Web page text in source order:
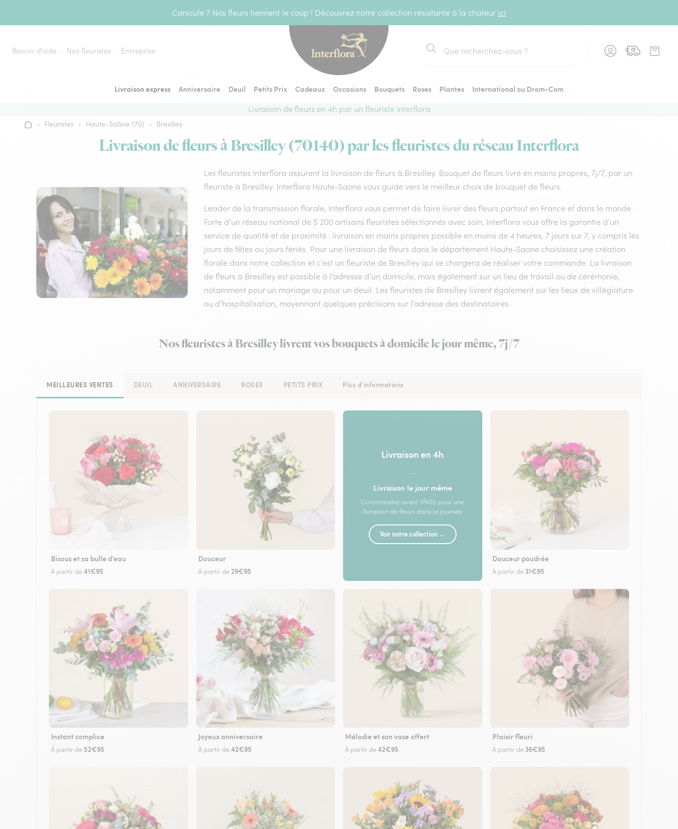
Canicule ? Nos fleurs tiennent le coup ! Découvrez notre collection résistante à la chaleur ici
Besoin d’aide Nos fleuristes Entreprise
Rechercher
Livraison express Anniversaire Deuil Petits Prix Cadeaux Occasions Bouquets Roses Plantes
International ou Drom-Com
Livraison de fleurs en 4h par un fleuriste Interflora
Accueil
› Fleuristes › Haute-Saône (70) › Bresilley
Livraison de fleurs à Bresilley (70140) par les fleuristes du réseau Interflora
Les fleuristes Interflora assurent la livraison de fleurs à Bresilley. Bouquet de fleurs livré en mains propres, 7j/7, par un
fleuriste à Bresilley. Interflora Haute-Saone vous guide vers le meilleur choix de bouquet de fleurs.
Leader de la transmission florale, Interflora vous permet de faire livrer des fleurs partout en France et dans le monde.
Forte d’un réseau national de 5 200 artisans fleuristes sélectionnés avec soin, Interflora vous offre la garantie d’un
service de qualité et de proximité : livraison en mains propres possible en moins de 4 heures, 7 jours sur 7, y compris les
jours de fêtes ou jours fériés. Pour une livraison de fleurs dans le département Haute-Saone choisissez une création
florale dans notre collection et c’est un fleuriste de Bresilley qui se chargera de réaliser votre commande. La livraison
de fleurs à Bresilley est possible à l’adresse d’un domicile, mais également sur un lieu de travail ou de cérémonie,
notamment pour un mariage ou pour un deuil. Les fleuristes de Bresilley livrent également sur les lieux de villégiature
ou d’hospitalisation, moyennant quelques précisions sur l’adresse des destinataires.
Nos fleuristes à Bresilley livrent vos bouquets à domicile le jour même, 7j/7
MEILLEURES VENTES DEUIL ANNIVERSAIRE ROSES PETITS PRIX Plus d'informations
Bisous et sa bulle d'eau
À partir de41€95
Douceur
À partir de 29€95
Livraison en 4h
—
Livraison le jour même
Commandez avant 17h00 pour une
livraison de fleurs dans la journée
Voir notre collection →
Douceur poudrée
À partir de 31€95
Instant complice
À partir de 52€95
Joyeux anniversaire
À partir de42€95
Mélodie et son vase offert
À partir de42€95
Plaisir fleuri
À partir de 36€95